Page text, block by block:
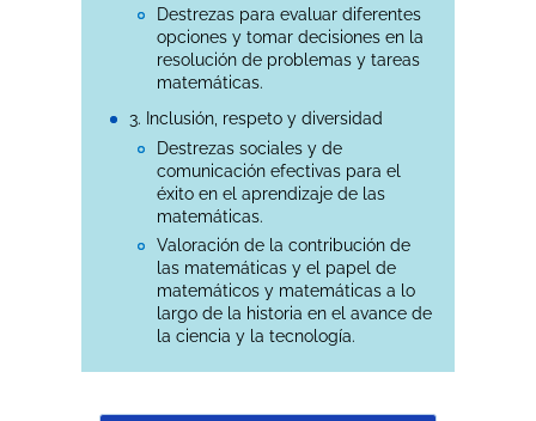
Destrezas para evaluar diferentes
opciones y tomar decisiones en la
resolución de problemas y tareas
matemáticas.
3. Inclusión, respeto y diversidad
Destrezas sociales y de
comunicación efectivas para el
éxito en el aprendizaje de las
matemáticas.
Valoración de la contribución de
las matemáticas y el papel de
matemáticos y matemáticas a lo
largo de la historia en el avance de
la ciencia y la tecnología.